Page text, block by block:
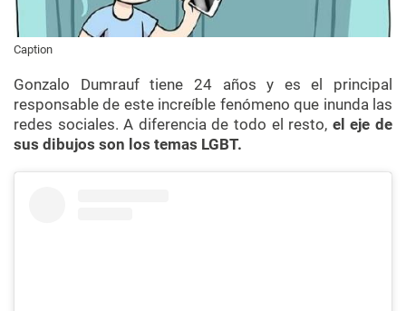
Caption
Gonzalo Dumrauf tiene 24 años y es el principal
responsable de este increíble fenómeno que inunda las
redes sociales. A diferencia de todo el resto, el eje de
sus dibujos son los temas LGBT.